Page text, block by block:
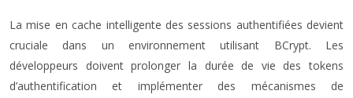
La mise en cache intelligente des sessions authentifiées devient
cruciale dans un environnement utilisant BCrypt. Les
développeurs doivent prolonger la durée de vie des tokens
d’authentification et implémenter des mécanismes de